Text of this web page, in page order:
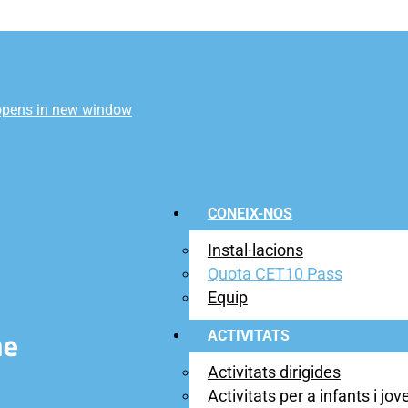
in new window
CONEIX-NOS
Instal·lacions
Quota CET10 Pass
Equip
ACTIVITATS
Activitats dirigides
Activitats per a infants i